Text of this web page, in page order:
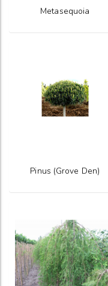
Metasequoia
Pinus (Grove Den)